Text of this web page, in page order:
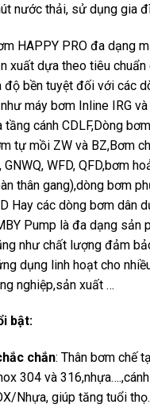
nước thải, sử dụng gia
HAPPY PRO đa dạng
xuất dựa theo tiêu chuẩn
độ bền tuyệt đối với các
máy bơm Inline IRG
cánh CDLF,Dòng
tự mồi ZW và BZ,Bơm
GNWQ, WFD, QFD,bơm
thân gang),dòng bơm
Hay các dòng bơm dân
Pump là đa dạng sản
như chất lượng đảm
dụng linh hoạt cho
nghiệp,sản xuất …
bật:
chắn: Thân bơm chế
304 và
Nhựa, giúp tăng tuổi thọ.